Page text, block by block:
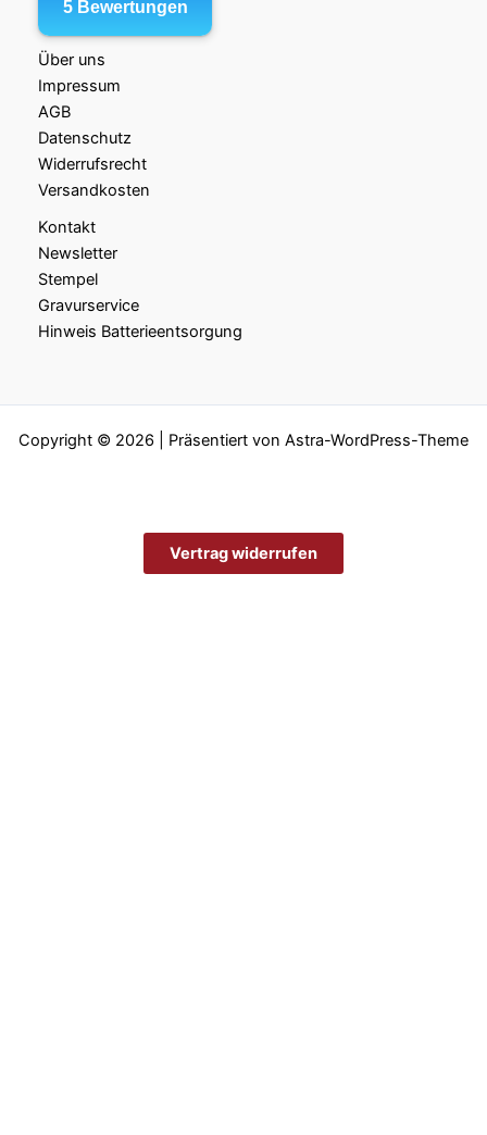
Über uns
Impressum
AGB
Datenschutz
Widerrufsrecht
Versandkosten
Kontakt
Newsletter
Stempel
Gravurservice
Hinweis Batterieentsorgung
Copyright © 2026 | Präsentiert von Astra-WordPress-Theme
Vertrag widerrufen